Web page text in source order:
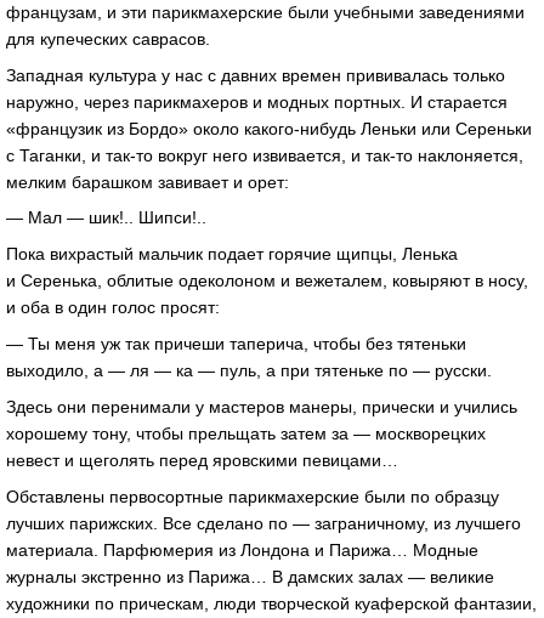
французам, и эти парикмахерские были учебными заведениями
для купеческих саврасов.
Западная культура у нас с давних времен прививалась только
наружно, через парикмахеров и модных портных. И старается
«французик из Бордо» около какого-нибудь Леньки или Сереньки
с Таганки, и так-то вокруг него извивается, и так-то наклоняется,
мелким барашком завивает и орет:
— Мал — шик!.. Шипси!..
Пока вихрастый мальчик подает горячие щипцы, Ленька
и Серенька, облитые одеколоном и вежеталем, ковыряют в носу,
и оба в один голос просят:
— Ты меня уж так причеши таперича, чтобы без тятеньки
выходило, а — ля — ка — пуль, а при тятеньке по — русски.
Здесь они перенимали у мастеров манеры, прически и учились
хорошему тону, чтобы прельщать затем за — москворецких
невест и щеголять перед яровскими певицами…
Обставлены первосортные парикмахерские были по образцу
лучших парижских. Все сделано по — заграничному, из лучшего
материала. Парфюмерия из Лондона и Парижа… Модные
журналы экстренно из Парижа… В дамских залах — великие
художники по прическам, люди творческой куаферской фантазии,